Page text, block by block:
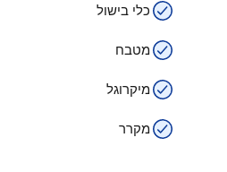
כלי בישול
מטבח
מיקרוגל
מקרר